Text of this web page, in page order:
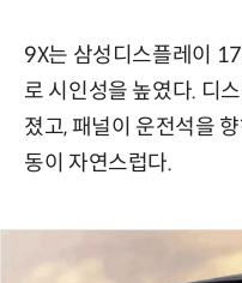
9X는 삼성디스플레이
로 시인성을 높였다. 디
졌고, 패널이 운전석을
동이 자연스럽다.